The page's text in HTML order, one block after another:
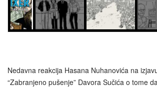
Nedavna reakcija Hasana Nuhanovića na
“Zabranjeno pušenje” Davora Sučića o tome